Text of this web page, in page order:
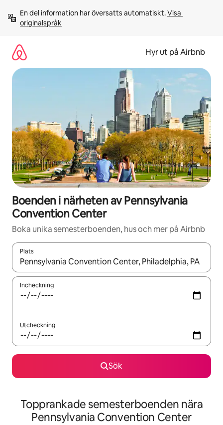
innehåll
En del information har översatts automatiskt. Visa
originalspråk
Hyr ut på Airbnb
Boenden i närheten av Pennsylvania
Convention Center
Boka unika semesterboenden, hus och mer på Airbnb
Plats
När resultaten är tillgängliga kan du navigera med upp- och
Incheckning
Utcheckning
Sök
Topprankade semesterboenden nära
Pennsylvania Convention Center